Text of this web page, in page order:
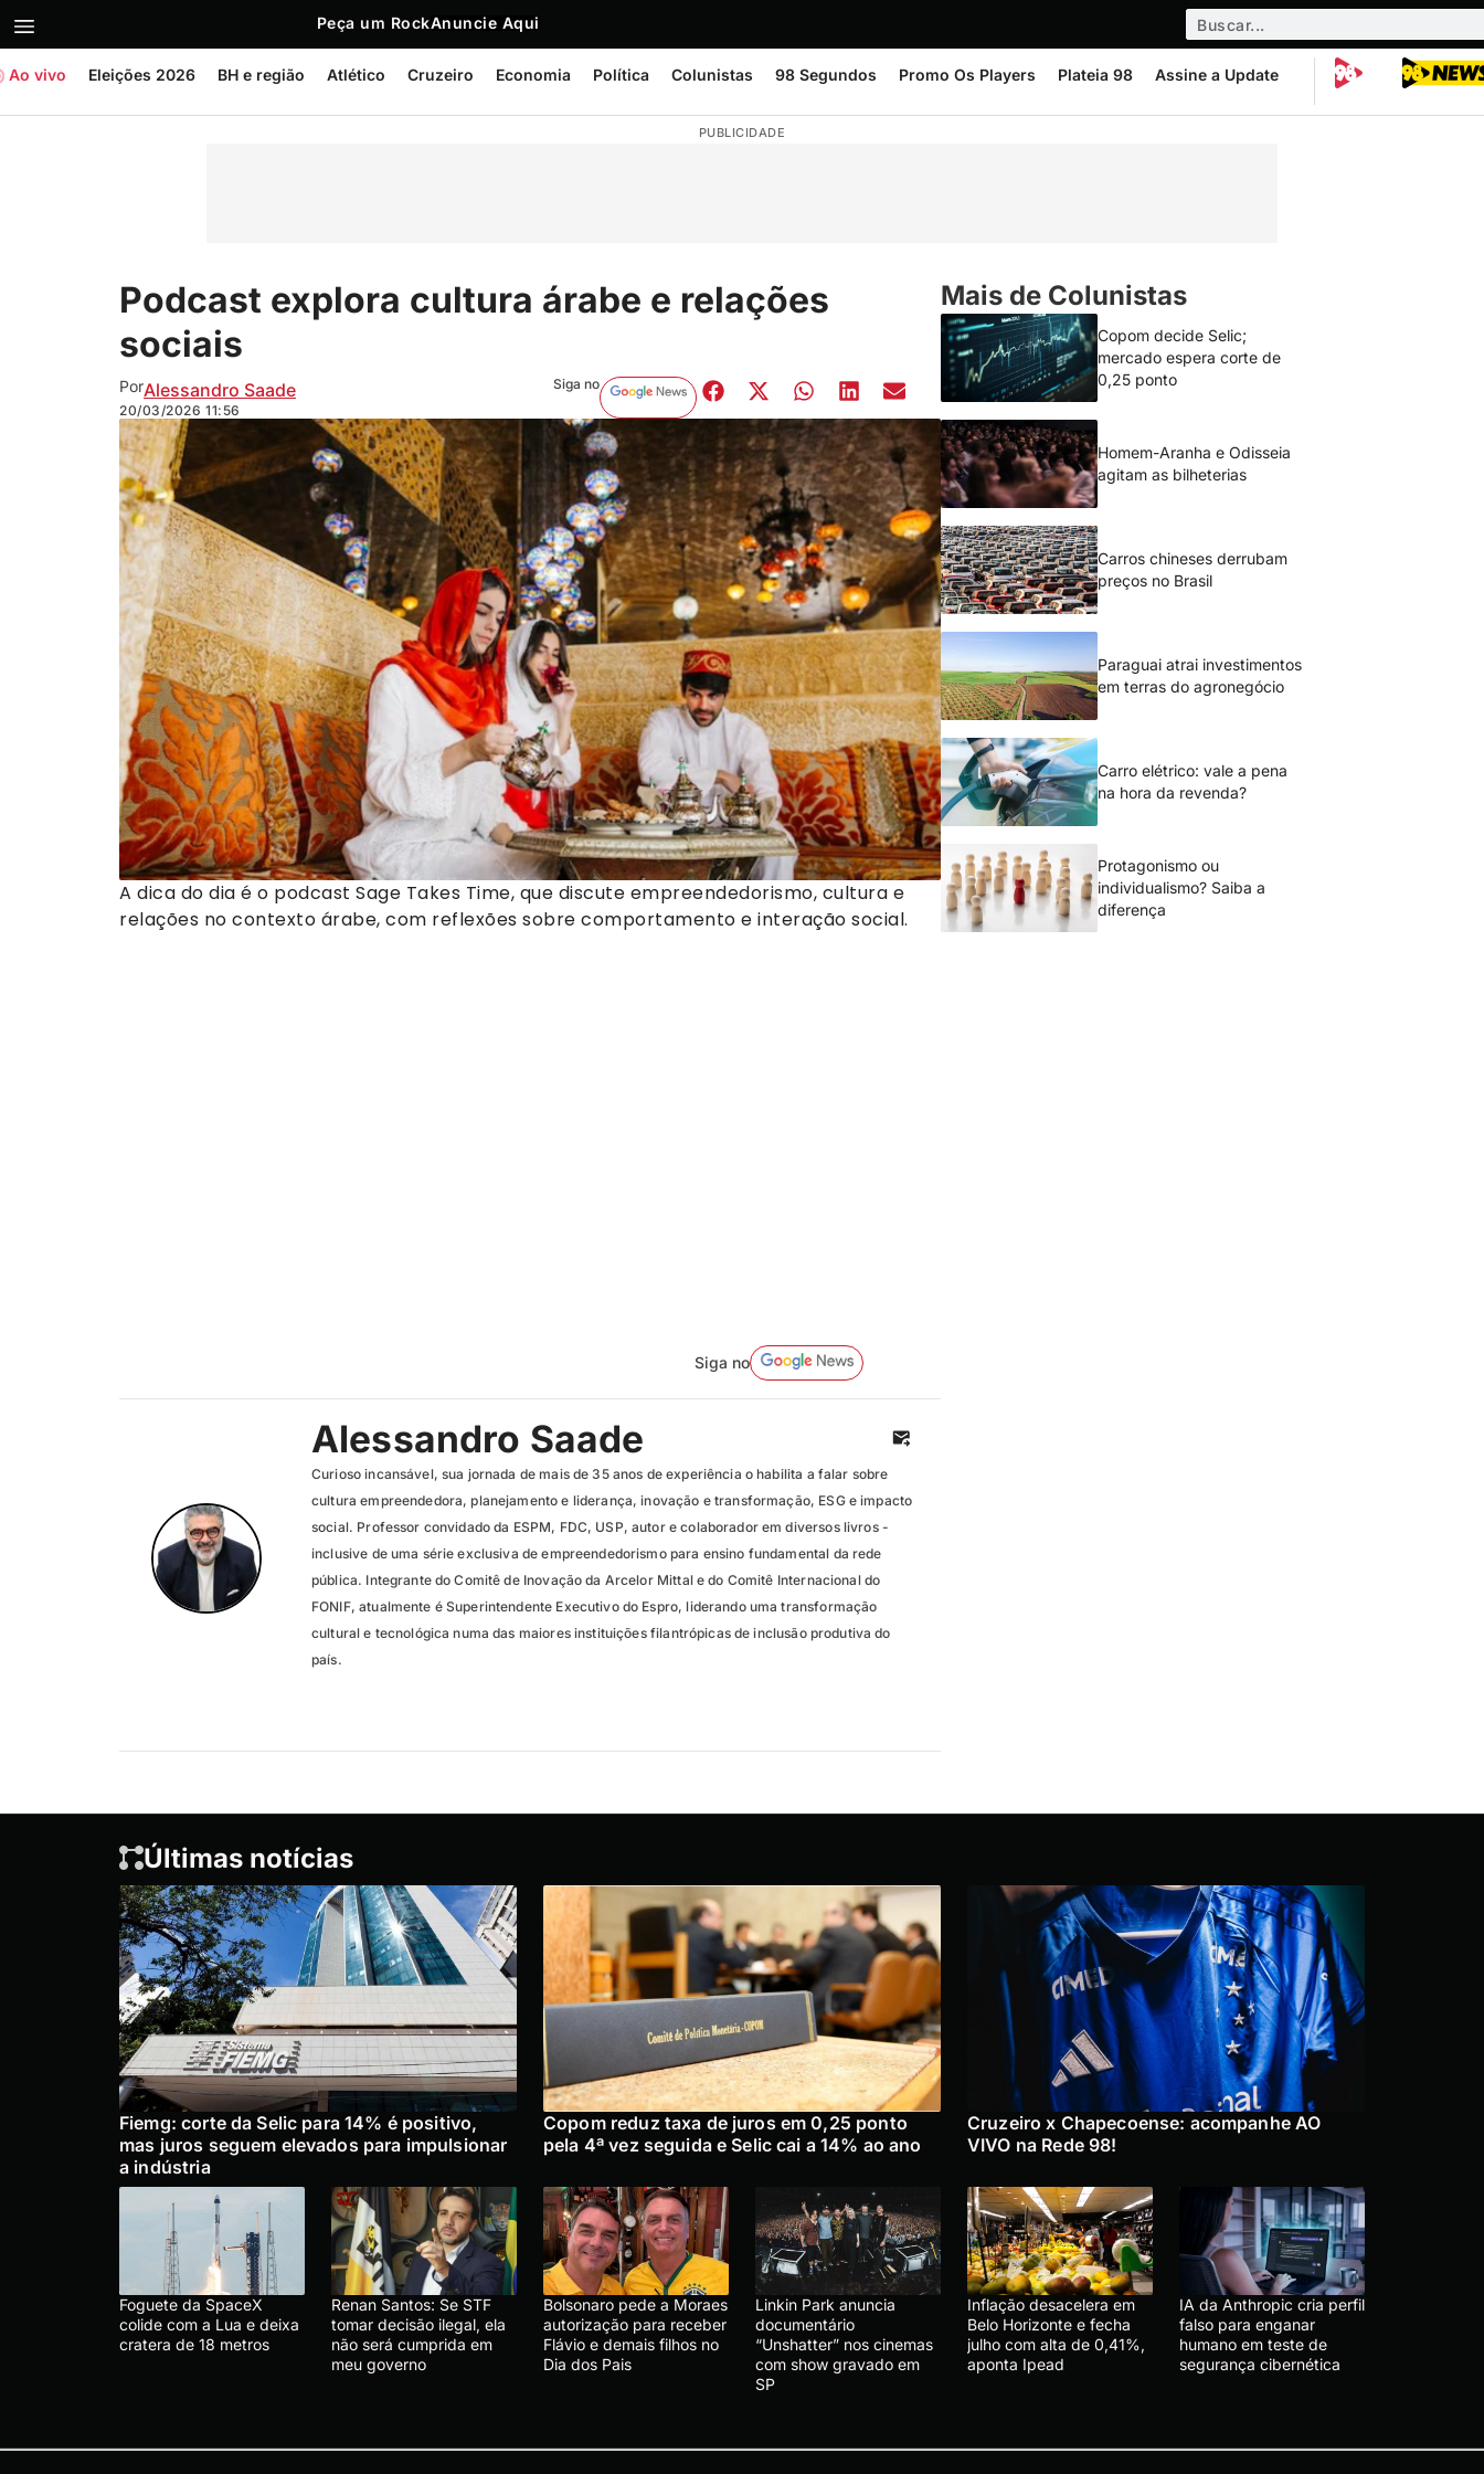
Peça um RockAnuncie Aqui
Ao vivo Eleições 2026 BH e região Atlético Cruzeiro Economia Política Colunistas 98 Segundos Promo Os Players Plateia 98 Assine a Update
PUBLICIDADE
Podcast explora cultura árabe e relações
sociais
PorAlessandro Saade
20/03/2026 11:56
Siga no
A dica do dia é o podcast Sage Takes Time, que discute empreendedorismo, cultura e
relações no contexto árabe, com reflexões sobre comportamento e interação social.
Siga no
Alessandro Saade
Curioso incansável, sua jornada de mais de 35 anos de experiência o habilita a falar sobre
cultura empreendedora, planejamento e liderança, inovação e transformação, ESG e impacto
social. Professor convidado da ESPM, FDC, USP, autor e colaborador em diversos livros -
inclusive de uma série exclusiva de empreendedorismo para ensino fundamental da rede
pública. Integrante do Comitê de Inovação da Arcelor Mittal e do Comitê Internacional do
FONIF, atualmente é Superintendente Executivo do Espro, liderando uma transformação
cultural e tecnológica numa das maiores instituições filantrópicas de inclusão produtiva do
país.
Mais de Colunistas
Copom decide Selic;
mercado espera corte de
0,25 ponto
Homem-Aranha e Odisseia
agitam as bilheterias
Carros chineses derrubam
preços no Brasil
Paraguai atrai investimentos
em terras do agronegócio
Carro elétrico: vale a pena
na hora da revenda?
Protagonismo ou
individualismo? Saiba a
diferença
Últimas notícias
Fiemg: corte da Selic para 14% é positivo,
mas juros seguem elevados para impulsionar
a indústria
Copom reduz taxa de juros em 0,25 ponto
pela 4ª vez seguida e Selic cai a 14% ao ano
Cruzeiro x Chapecoense: acompanhe AO
VIVO na Rede 98!
Foguete da SpaceX
colide com a Lua e deixa
cratera de 18 metros
Renan Santos: Se STF
tomar decisão ilegal, ela
não será cumprida em
meu governo
Bolsonaro pede a Moraes
autorização para receber
Flávio e demais filhos no
Dia dos Pais
Linkin Park anuncia
documentário
“Unshatter” nos cinemas
com show gravado em
SP
Inflação desacelera em
Belo Horizonte e fecha
julho com alta de 0,41%,
aponta Ipead
IA da Anthropic cria perfil
falso para enganar
humano em teste de
segurança cibernética